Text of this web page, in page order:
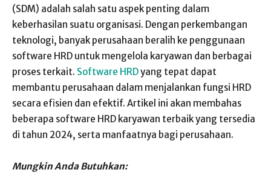
(SDM) adalah salah satu aspek penting dalam
keberhasilan suatu organisasi. Dengan perkembangan
teknologi, banyak perusahaan beralih ke penggunaan
software HRD untuk mengelola karyawan dan berbagai
proses terkait. Software HRDyang tepat dapat
membantu perusahaan dalam menjalankan fungsi HRD
secara efisien dan efektif. Artikel ini akan membahas
beberapa software HRD karyawan terbaik yang tersedia
di tahun 2024, serta manfaatnya bagi perusahaan.
Mungkin Anda Butuhkan: